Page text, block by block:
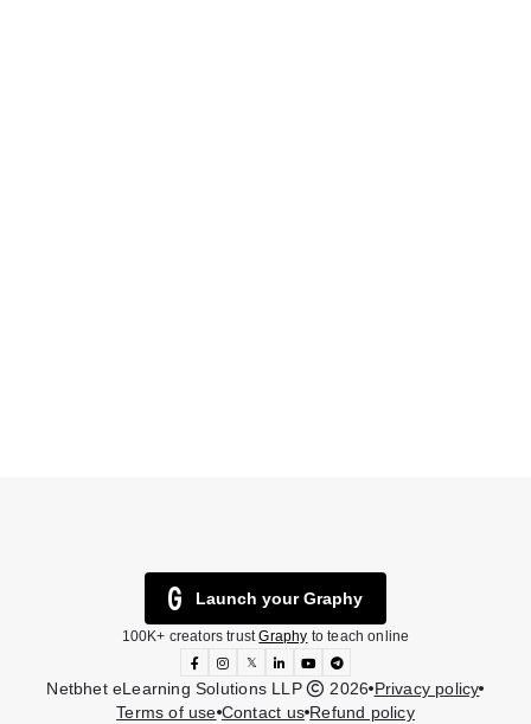
Launch your Graphy
100K+ creators trustGraphy to teach online
𝕏
Netbhet eLearning Solutions LLP 2026 Privacy policy
Terms of use Contact us Refund policy